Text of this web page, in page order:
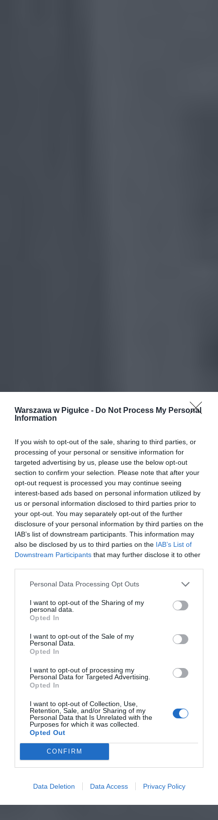
Warszawa w Pigułce - Do Not Process My Personal
Information
If you wish to opt-out of the sale, sharing to third parties, or
processing of your personal or sensitive information for
targeted advertising by us, please use the below opt-out
section to confirm your selection. Please note that after your
opt-out request is processed you may continue seeing
interest-based ads based on personal information utilized by
us or personal information disclosed to third parties prior to
your opt-out. You may separately opt-out of the further
disclosure of your personal information by third parties on the
IAB’s list of downstream participants. This information may
also be disclosed by us to third parties on the IAB’s List of
Downstream Participants that may further disclose it to other
Personal Data Processing Opt Outs
I want to opt-out of the Sharing of my
personal data.
Opted In
I want to opt-out of the Sale of my
Personal Data.
Opted In
I want to opt-out of processing my
Personal Data for Targeted Advertising.
Opted In
I want to opt-out of Collection, Use,
Retention, Sale, and/or Sharing of my
Personal Data that Is Unrelated with the
Purposes for which it was collected.
Opted Out
CONFIRM
Data Deletion Data Access Privacy Policy